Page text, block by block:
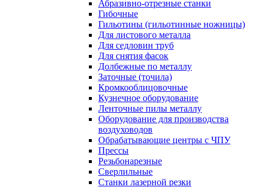
Абразивно-отрезные станки
Гибочные
Гильотины (гильотинные ножницы)
Для листового металла
Для седловин труб
Для снятия фасок
Долбежные по металлу
Заточные (точила)
Кромкооблицовочные
Кузнечное оборудование
Ленточные пилы металлу
Оборудование для производства
воздуховодов
Обрабатывающие центры с ЧПУ
Прессы
Резьбонарезные
Сверлильные
Станки лазерной резки